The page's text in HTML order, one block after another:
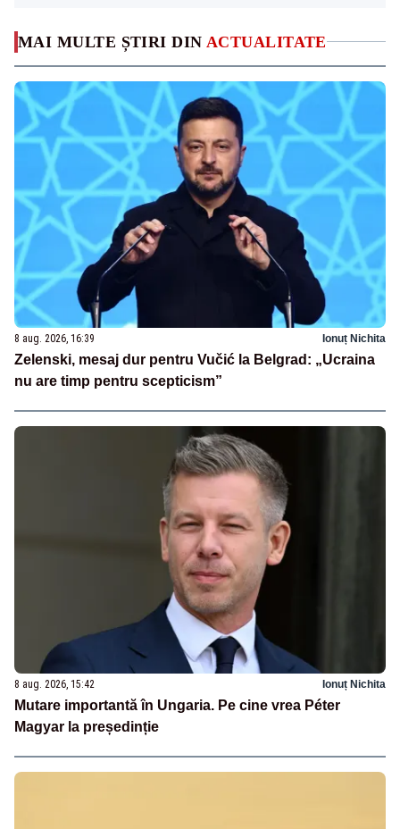
MAI MULTE ȘTIRI DIN ACTUALITATE
8 aug. 2026, 16:39 Ionuț Nichita
Zelenski, mesaj dur pentru Vučić la Belgrad: „Ucraina
nu are timp pentru scepticism”
8 aug. 2026, 15:42 Ionuț Nichita
Mutare importantă în Ungaria. Pe cine vrea Péter
Magyar la președinție